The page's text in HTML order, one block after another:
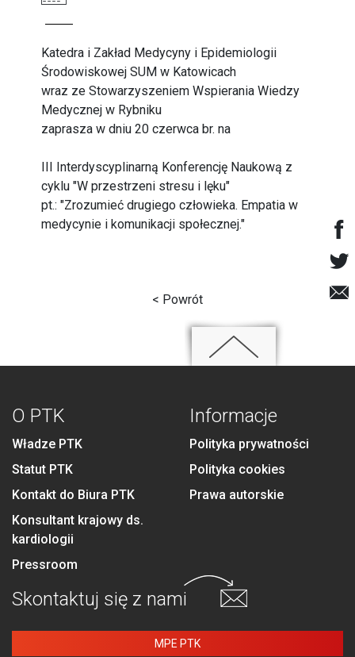
Katedra i Zakład Medycyny i Epidemiologii
Środowiskowej SUM w Katowicach
wraz ze Stowarzyszeniem Wspierania Wiedzy
Medycznej w Rybniku
zaprasza w dniu 20 czerwca br. na
III Interdyscyplinarną Konferencję Naukową z
cyklu "W przestrzeni stresu i lęku"
pt.: "Zrozumieć drugiego człowieka. Empatia w
medycynie i komunikacji społecznej."
< Powrót
O PTK
Władze PTK
Statut PTK
Kontakt do Biura PTK
Konsultant krajowy ds.
kardiologii
Pressroom
Informacje
Polityka prywatności
Polityka cookies
Prawa autorskie
Skontaktuj się z nami
MPE PTK